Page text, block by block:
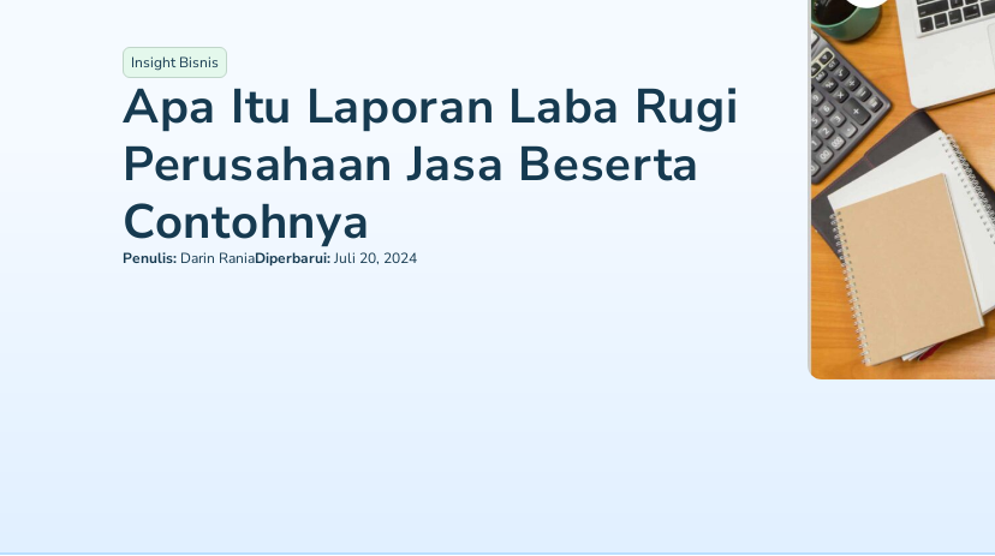
Insight Bisnis
Apa Itu Laporan Laba Rugi
Perusahaan Jasa Beserta
Contohnya
Penulis: Darin RaniaDiperbarui:Juli 20, 2024